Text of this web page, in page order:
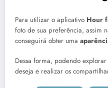
Para utilizar o aplicativo Hour
foto de sua preferência, assim
conseguirá obter uma
Dessa forma, podendo
deseja e realizar os